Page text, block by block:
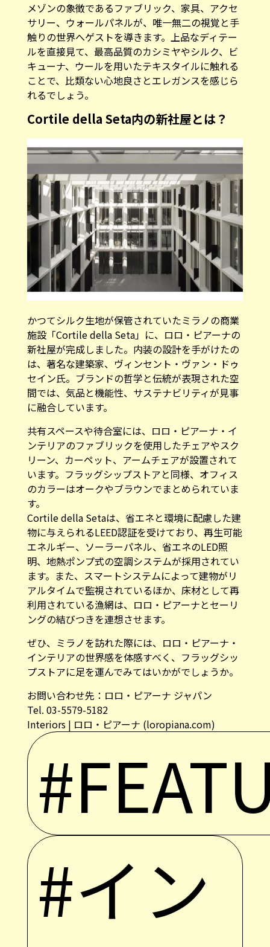
メゾンの象徴であるファブリック、家具、アクセ
サリー、ウォールパネルが、唯一無二の視覚と手
触りの世界へゲストを導きます。上品なディテー
ルを直接見て、最高品質のカシミヤやシルク、ビ
キューナ、ウールを用いたテキスタイルに触れる
ことで、比類ない心地良さとエレガンスを感じら
れるでしょう。
Cortile della Seta内の新社屋とは？
かつてシルク生地が保管されていたミラノの商業
施設「Cortile della Seta」に、ロロ・ピアーナの
新社屋が完成しました。内装の設計を手がけたの
は、著名な建築家、ヴィンセント・ヴァン・ドゥ
セイン氏。ブランドの哲学と伝統が表現された空
間では、気品と機能性、サステナビリティが見事
に融合しています。
共有スペースや待合室には、ロロ・ピアーナ・イ
ンテリアのファブリックを使用したチェアやスク
リーン、カーペット、アームチェアが設置されて
います。フラッグシップストアと同様、オフィス
のカラーはオークやブラウンでまとめられていま
す。
Cortile della Setaは、省エネと環境に配慮した建
物に与えられるLEED認証を受けており、再生可能
エネルギー、ソーラーパネル、省エネのLED照
明、地熱ポンプ式の空調システムが採用されてい
ます。また、スマートシステムによって建物がリ
アルタイムで監視されているほか、床材として再
利用されている漁網は、ロロ・ピアーナとセーリ
ングの結びつきを連想させます。
ぜひ、ミラノを訪れた際には、ロロ・ピアーナ・
インテリアの世界感を体感すべく、フラッグシッ
プストアに足を運んでみてはいかがでしょうか。
お問い合わせ先：ロロ・ピアーナ ジャパン
Tel. 03-5579-5182
Interiors | ロロ・ピアーナ (loropiana.com)
#イン